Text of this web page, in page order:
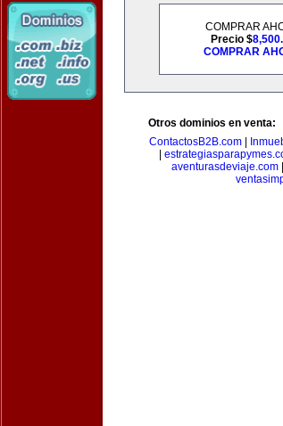
COMPRAR
Precio $
COMPRAR
Otros dominios en venta:
ContactosB2B.com
aventurasdeviaje.com|